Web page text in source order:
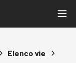
Elenco vie